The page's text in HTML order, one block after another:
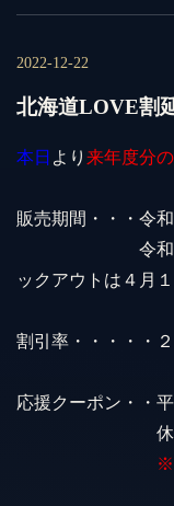
2022-12-22
北海道LOVE割
本日 より 来年度分
販売期間・・・令
令和５年３月
ックアウトは４月１
割引率・・・・・
応援クーポン・・
休日１，
※